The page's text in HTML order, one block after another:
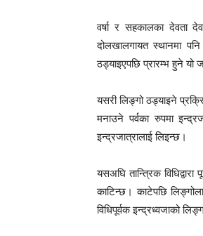
वर्षा र सहकालका देवता
दोलखालगायत स्थानमा पनि
ठड्याइएपछि प्रारम्भ हुने यो
यसरी लिङ्गो ठड्याइने
मनाउने पर्वका रुपमा
इन्द्रजात्रालाई लिइन्छ।
यसअघि तान्त्रिक
काटिन्छ। काटेपछि
विधिपूर्वक इन्द्रध्वजाको